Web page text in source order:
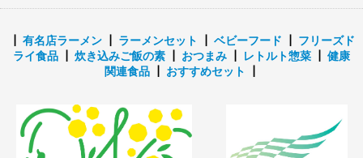
有名店ラーメン┃ ラーメンセット ベビーフード
フリーズド
ライ食品
炊き込みご飯の素 おつまみ レトルト惣菜
健康
関連食品┃ おすすめセット